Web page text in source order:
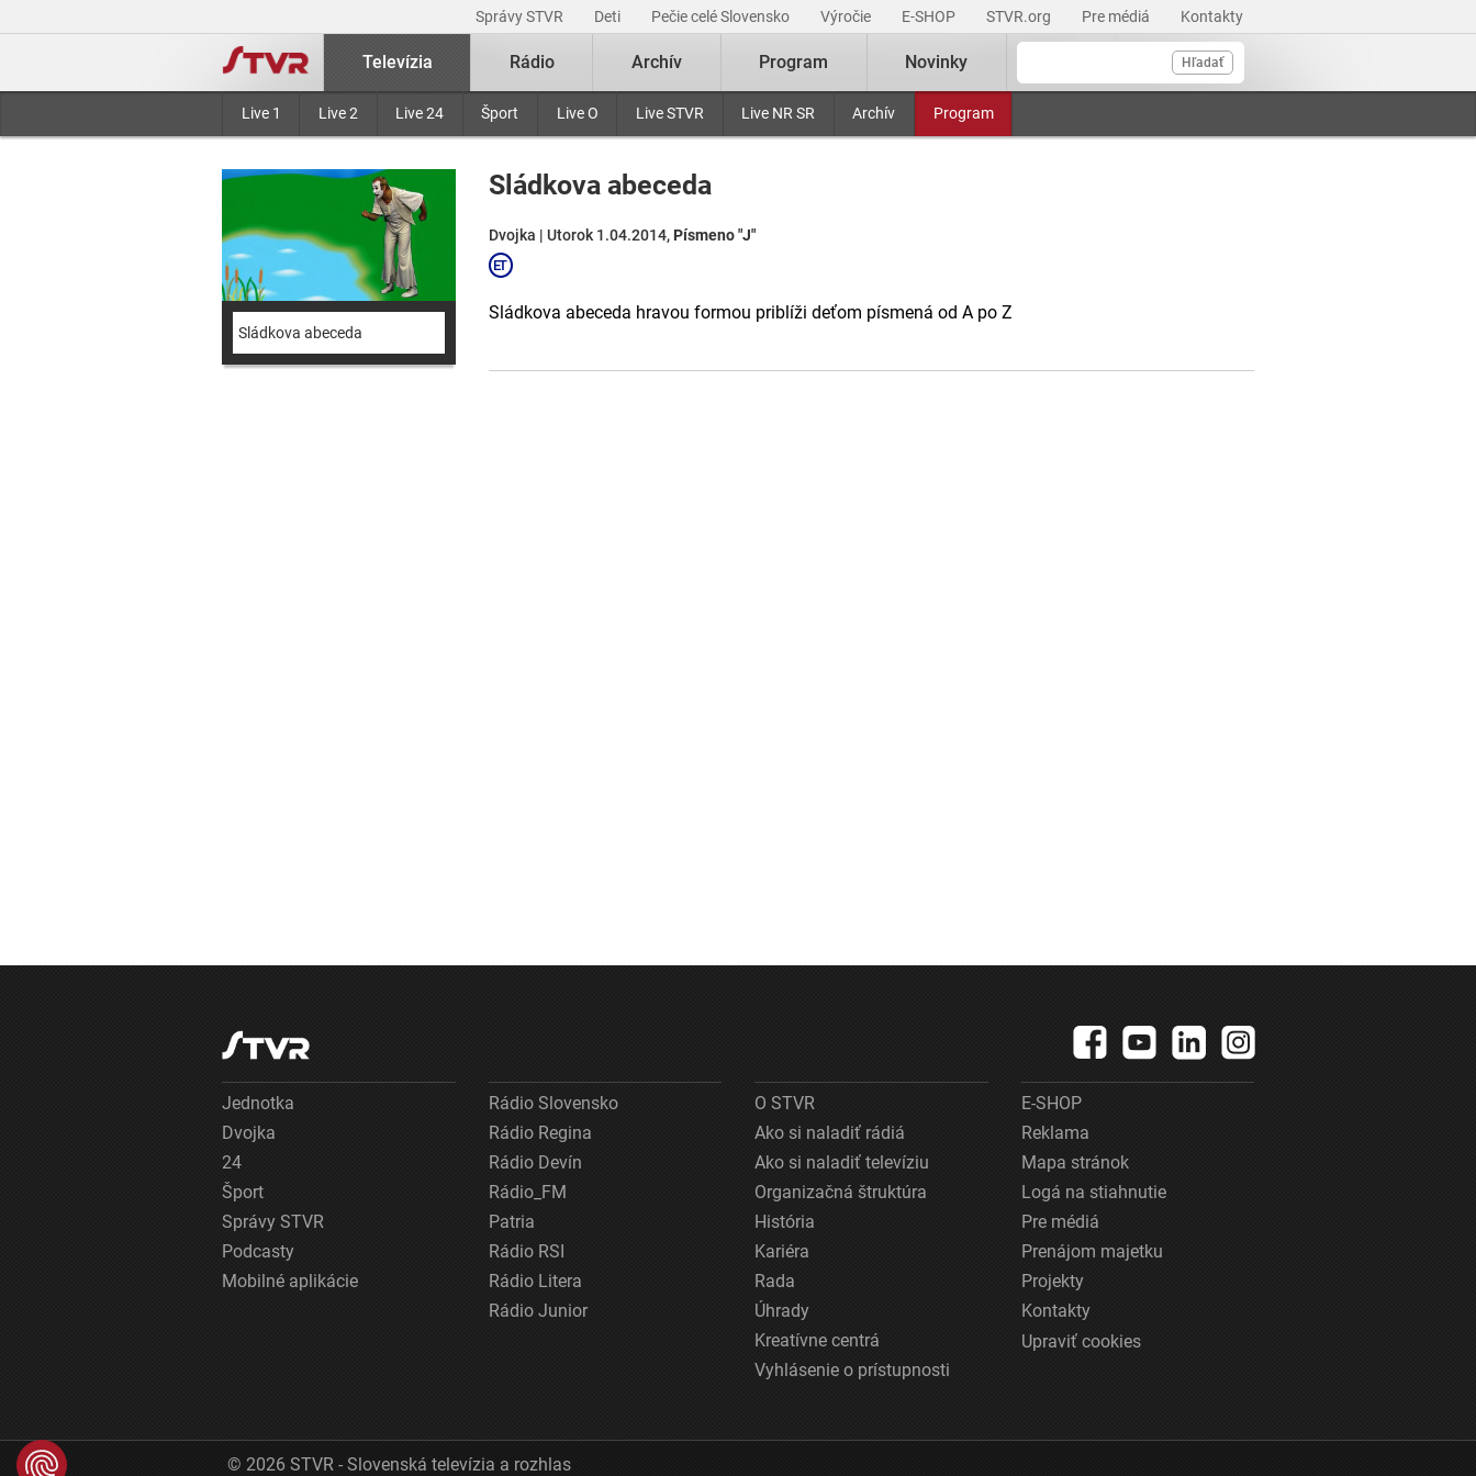
Správy STVR Deti Pečie celé Slovensko Výročie E-SHOP STVR.org Pre médiá Kontakty
Hľadať
Televízia
Live 1 Live 2 Live 24 Šport Live O Live STVR Live NR SR Archív Program
Rádio Archív Program Novinky
Sládkova abeceda
Sládkova abeceda
Dvojka | Utorok 1.04.2014, Písmeno "J"
Sládkova abeceda hravou formou priblíži deťom písmená od A po Z
Jednotka
Dvojka
24
Šport
Správy STVR
Podcasty
Mobilné aplikácie
Rádio Slovensko
Rádio Regina
Rádio Devín
Rádio_FM
Patria
Rádio RSI
Rádio Litera
Rádio Junior
O STVR
Ako si naladiť rádiá
Ako si naladiť televíziu
Organizačná štruktúra
História
Kariéra
Rada
Úhrady
Kreatívne centrá
Vyhlásenie o prístupnosti
E-SHOP
Reklama
Mapa stránok
Logá na stiahnutie
Pre médiá
Prenájom majetku
Projekty
Kontakty
Upraviť cookies
© 2026 STVR - Slovenská televízia a rozhlas